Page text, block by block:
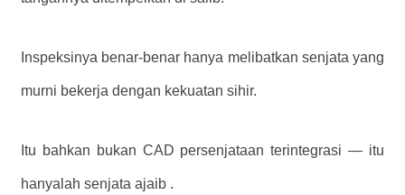
Inspeksinya benar-benar hanya melibatkan senjata yang
murni bekerja dengan kekuatan sihir.
Itu bahkan bukan CAD persenjataan terintegrasi — itu
hanyalah senjata ajaib .